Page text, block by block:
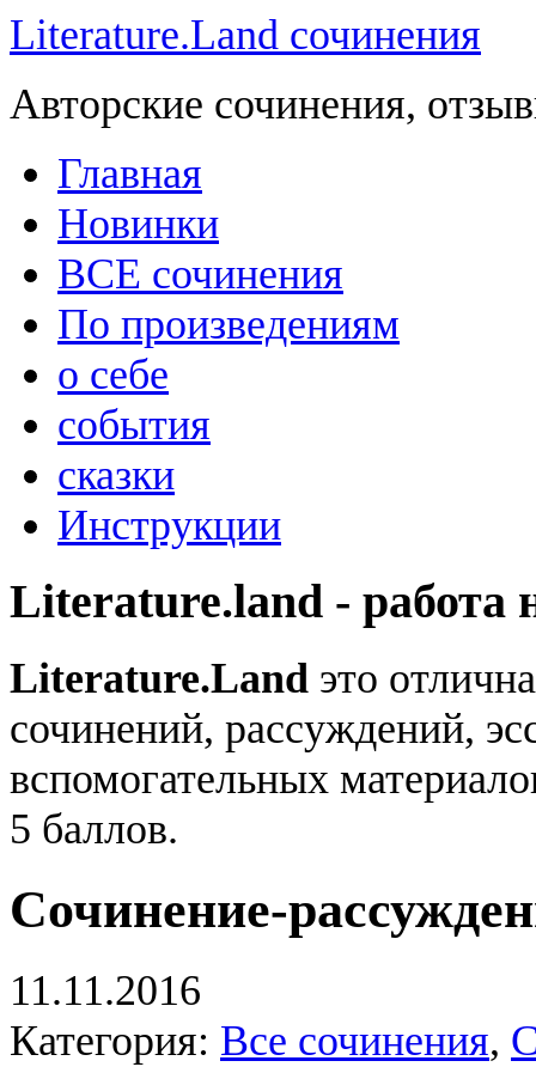
Literature.Land сочинения
Авторские сочинения,
Главная
Новинки
ВСЕ сочинения
По произведениям
о себе
события
сказки
Инструкции
Literature.land - работа
Literature.Land это
сочинений, рассуждений,
вспомогательных
5 баллов.
Сочинение-
11.11.2016
Категория: Все сочинения,